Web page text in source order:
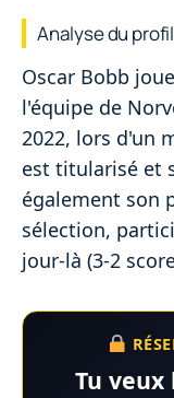
Analyse du
Oscar Bobb
l'équipe de
2022, lors d'un
est titularisé et
également son
sélection,
jour-là (3-2
Tu veux